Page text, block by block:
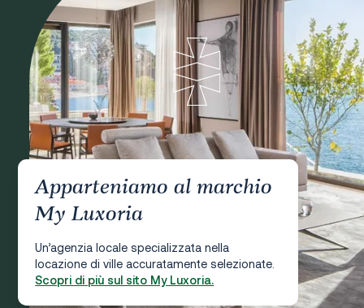
Apparteniamo al marchio
My Luxoria
Un’agenzia locale specializzata nella
locazione di ville accuratamente selezionate.
Scopri di più sul sito My Luxoria.